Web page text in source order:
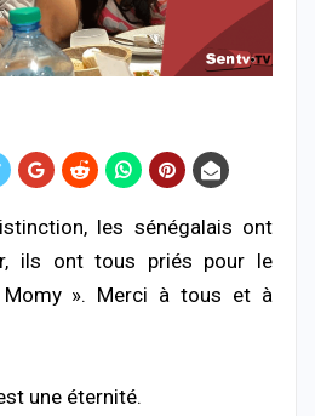
les sénégalais ont
ils ont tous priés pour le
Momy ». Merci à tous et à
une éternité.